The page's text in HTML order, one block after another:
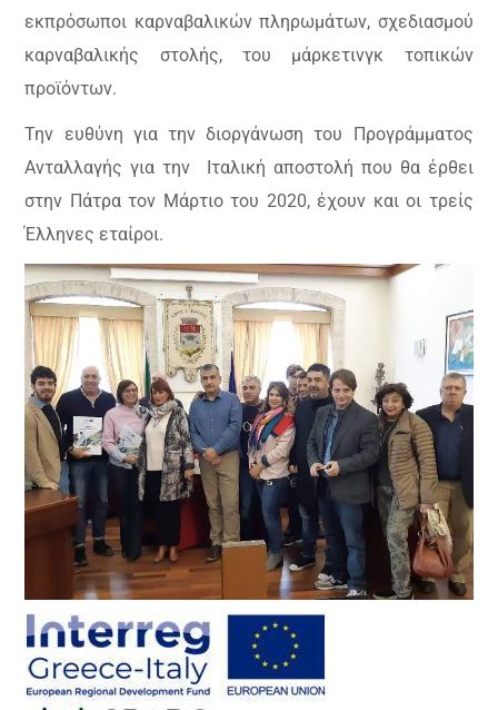
εκπρόσωποι καρναβαλικών πληρωμάτων, σχεδιασμού
καρναβαλικής στολής, του μάρκετινγκ τοπικών
προϊόντων.
Την ευθύνη για την διοργάνωση του Προγράμματος
Ανταλλαγής για την
Ιταλική αποστολή που θα έρθει
στην Πάτρα τον Μάρτιο του 2020, έχουν και οι τρείς
Έλληνες εταίροι.